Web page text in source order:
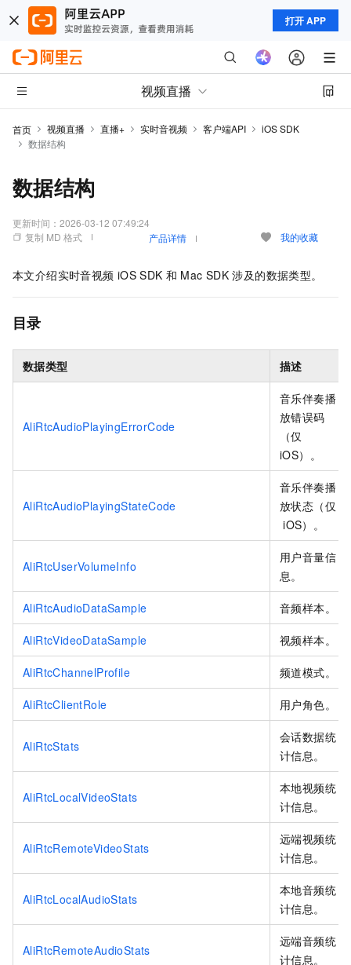
打开 APP
视频直播
首页 视频直播 直播+ 实时音视频 客户端API
iOS SDK
数据结构
数据结构
更新时间： 2026-03-12 07:49:24
复制 MD 格式
产品详情 我的收藏
本文介绍实时音视频 iOS SDK 和 Mac SDK 涉及的数据类型。
目录
数据类型 描述
AliRtcAudioPlayingErrorCode
音乐伴奏播
放错误码
（仅
iOS）。
AliRtcAudioPlayingStateCode
音乐伴奏播
放状态（仅
iOS）。
AliRtcUserVolumeInfo
用户音量信
息。
AliRtcAudioDataSample 音频样本。
AliRtcVideoDataSample 视频样本。
AliRtcChannelProfile 频道模式。
AliRtcClientRole 用户角色。
AliRtcStats
会话数据统
计信息。
AliRtcLocalVideoStats
本地视频统
计信息。
AliRtcRemoteVideoStats
远端视频统
计信息。
AliRtcLocalAudioStats
本地音频统
计信息。
AliRtcRemoteAudioStats
远端音频统
计信息。